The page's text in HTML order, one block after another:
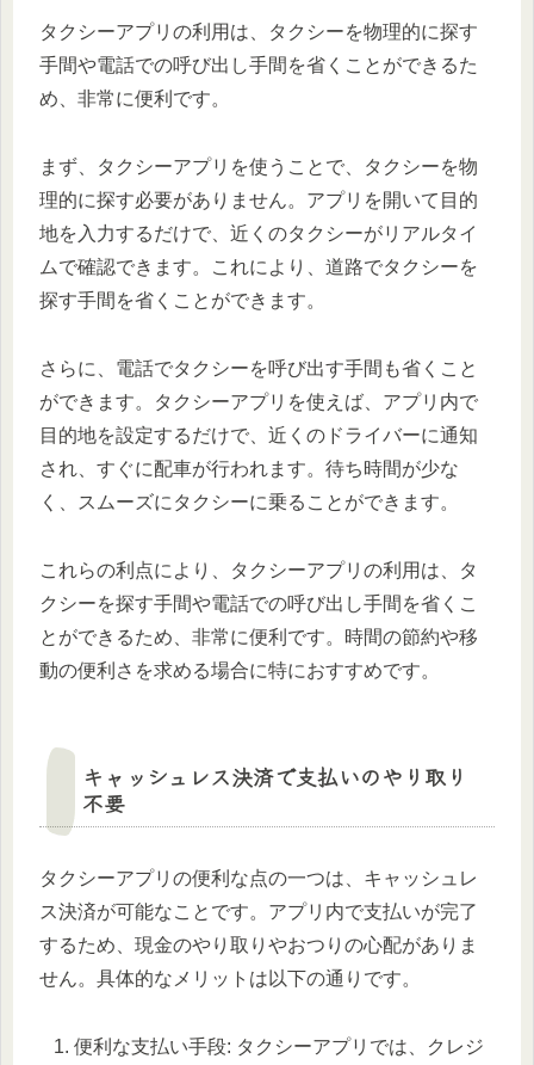
タクシーアプリの利用は、タクシーを物理的に探す
手間や電話での呼び出し手間を省くことができるた
め、非常に便利です。
まず、タクシーアプリを使うことで、タクシーを物
理的に探す必要がありません。アプリを開いて目的
地を入力するだけで、近くのタクシーがリアルタイ
ムで確認できます。これにより、道路でタクシーを
探す手間を省くことができます。
さらに、電話でタクシーを呼び出す手間も省くこと
ができます。タクシーアプリを使えば、アプリ内で
目的地を設定するだけで、近くのドライバーに通知
され、すぐに配車が行われます。待ち時間が少な
く、スムーズにタクシーに乗ることができます。
これらの利点により、タクシーアプリの利用は、タ
クシーを探す手間や電話での呼び出し手間を省くこ
とができるため、非常に便利です。時間の節約や移
動の便利さを求める場合に特におすすめです。
キャッシュレス決済で支払いのやり取り
不要
タクシーアプリの便利な点の一つは、キャッシュレ
ス決済が可能なことです。アプリ内で支払いが完了
するため、現金のやり取りやおつりの心配がありま
せん。具体的なメリットは以下の通りです。
便利な支払い手段: タクシーアプリでは、クレジ